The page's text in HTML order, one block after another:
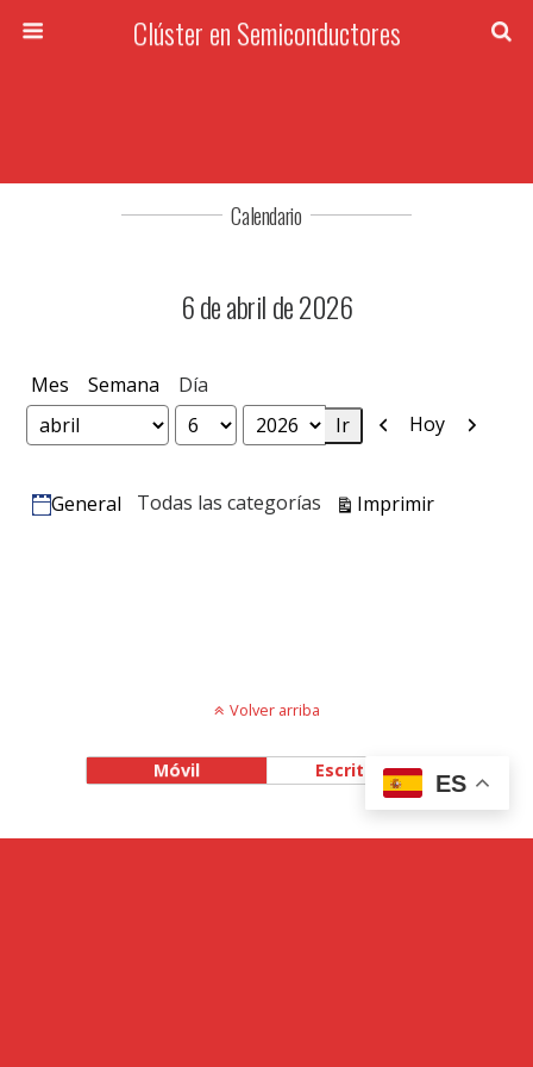
Clúster en Semiconductores
Calendario
6 de abril de 2026
Mes Semana Día
Mes
Día
Año
Anterior
Hoy
Categorías
General Todas las categorías ImprimirVistas
Volver arriba
Móvil Escritorio
ES